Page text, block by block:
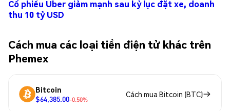
Cổ phiếu Uber giảm mạnh sau kỷ lục đặt xe, doanh
thu 10 tỷ USD
Cách mua các loại tiền điện tử khác trên
Phemex
Bitcoin
$64,385.00-0.50%
Cách mua Bitcoin (BTC)